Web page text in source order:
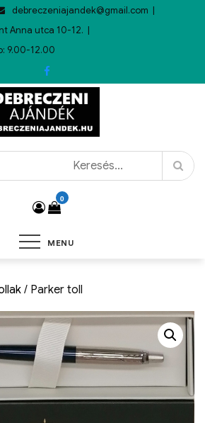
debreczeniajandek@gmail.com
Anna utca 10-12.
9.00-12.00
0
MENU
/ Parker toll